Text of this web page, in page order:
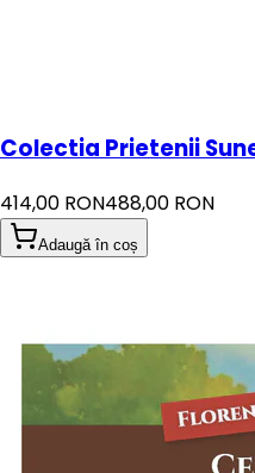
Colectia Prietenii
414,00 RON488,00 RON
Adaugă în coș